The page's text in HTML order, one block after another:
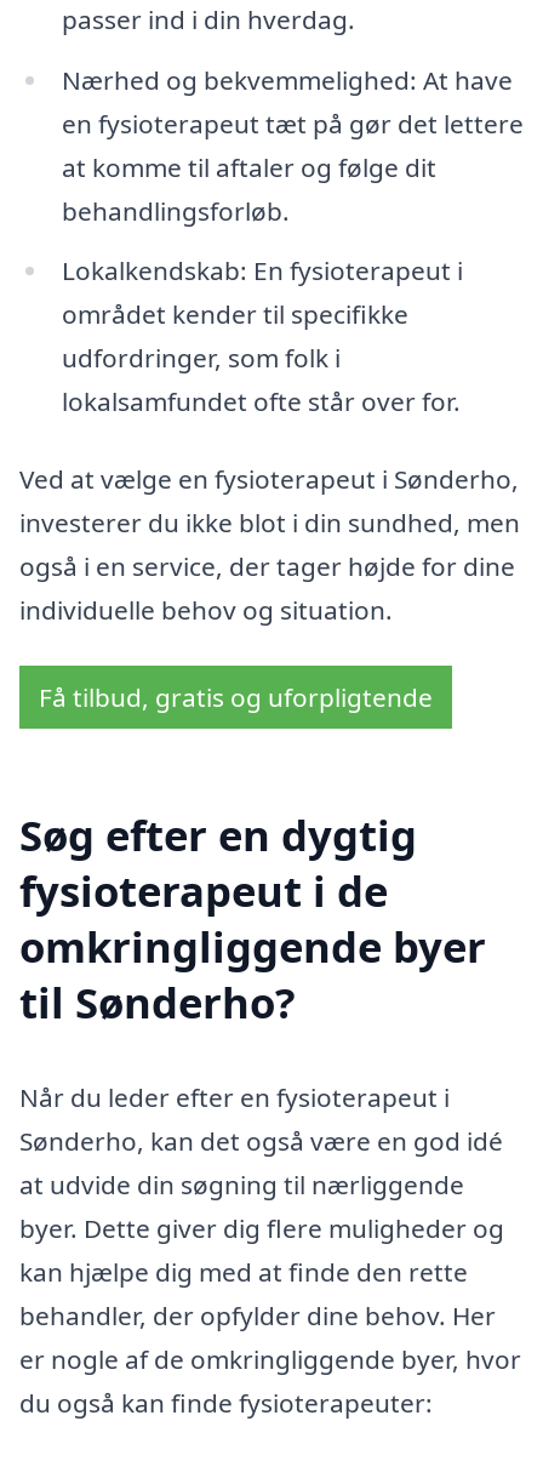
passer ind i din hverdag.
Nærhed og bekvemmelighed: At have
en fysioterapeut tæt på gør det lettere
at komme til aftaler og følge dit
behandlingsforløb.
Lokalkendskab: En fysioterapeut i
området kender til specifikke
udfordringer, som folk i
lokalsamfundet ofte står over for.
Ved at vælge en fysioterapeut i Sønderho,
investerer du ikke blot i din sundhed, men
også i en service, der tager højde for dine
individuelle behov og situation.
Få tilbud, gratis og uforpligtende
Søg efter en dygtig
fysioterapeut i de
omkringliggende byer
til Sønderho?
Når du leder efter en fysioterapeut i
Sønderho, kan det også være en god idé
at udvide din søgning til nærliggende
byer. Dette giver dig flere muligheder og
kan hjælpe dig med at finde den rette
behandler, der opfylder dine behov. Her
er nogle af de omkringliggende byer, hvor
du også kan finde fysioterapeuter: